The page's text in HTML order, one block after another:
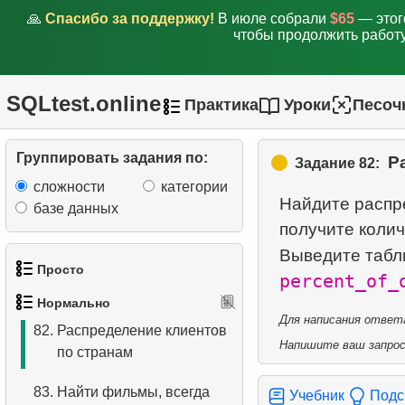
🙏 Спасибо за поддержку! В июле собрали $65 —
чтобы продолжить
SQLtest.online Практика Уроки
Группировать задания по:
сложности
категории
базе данных
Просто
Список языков
3. Имена актёров
Нормально
77.Улучшить распределение
актерах
актерах
80.Актеры не снимавшиеся
в фильмах для взрослых
81.Среднее количество
82. Распределение клиентов
по странам
83. Найти фильмы, всегда
Задание 82:
Найдите
получите
Выведите
Для написания
Напишите ваш
Учебник